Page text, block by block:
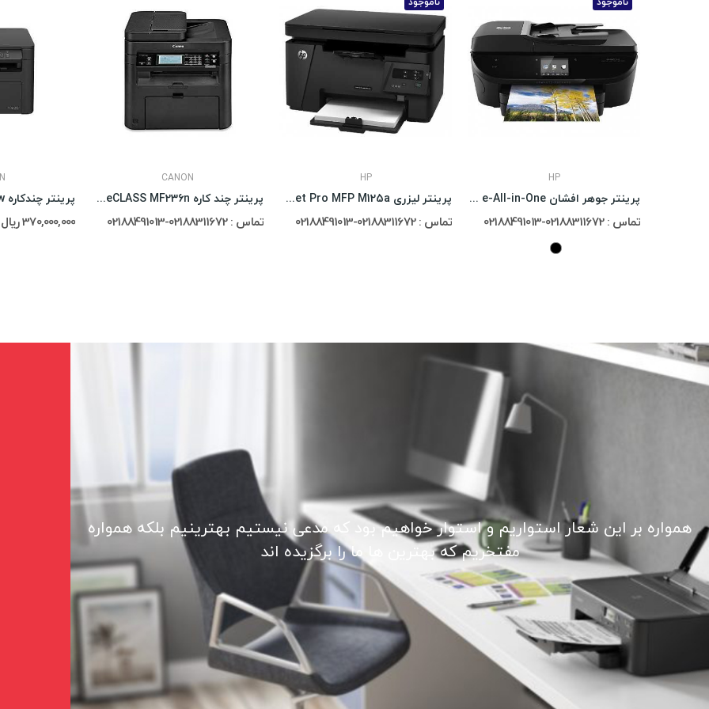
370,000,000 ریال
CANON
پرینتر چند کاره Canon imageCLASS MF236n
تماس : 02188311672-02188491013
HP
پرینتر لیزری HP LaserJet Pro MFP M125a
تماس : 02188311672-02188491013
HP
پرینتر جوهر افشان HP ENVY 7640 e-All-in-One
تماس : 02188311672-02188491013
همواره بر این شعار استواریم و استوار خواهیم بود که مدعی نیستیم بهترینیم بلکه همواره
مفتخریم که بهترین ها ما را برگزیده اند